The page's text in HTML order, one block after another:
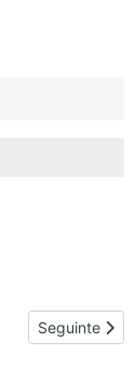
Artigo
Seguinte